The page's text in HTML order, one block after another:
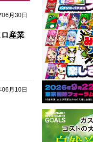
月30日
産業
06月10日